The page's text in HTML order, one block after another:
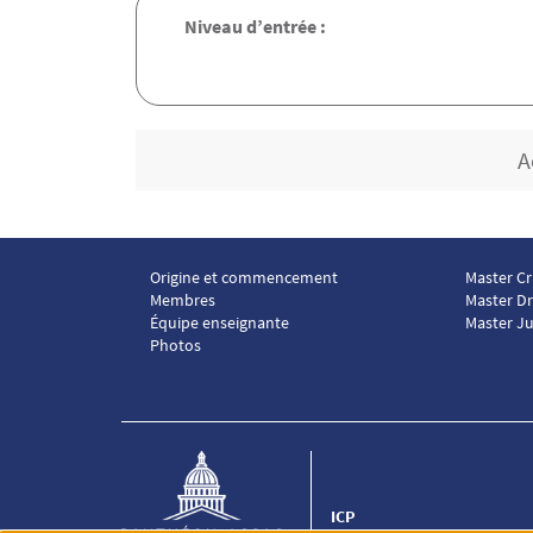
Niveau d’entrée :
Menu footer ICP 1
Origine et commencement
Membres
Équipe enseignante
Photos
Menu
Master
Master
Master
ICP